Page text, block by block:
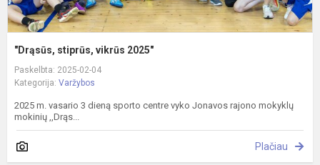
"Drąsūs, stiprūs, vikrūs 2025"
Paskelbta: 2025-02-04
Kategorija: Varžybos
2025 m. vasario 3 dieną sporto centre vyko Jonavos rajono mokyklų
mokinių ,,Drąs...
Plačiau